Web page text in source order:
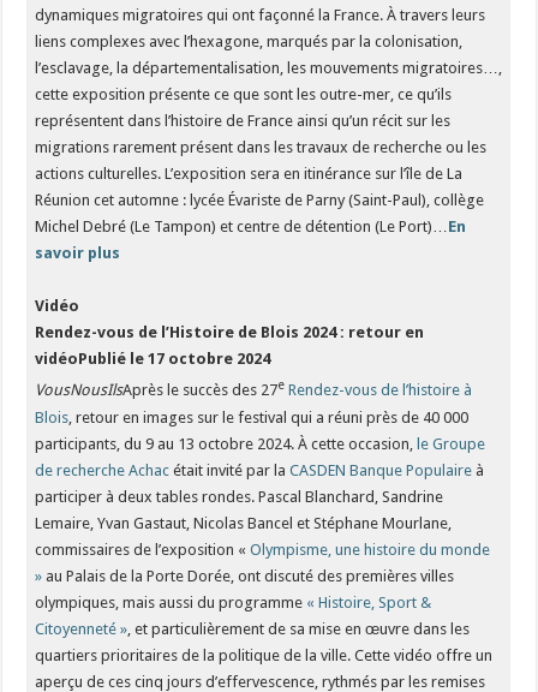
dynamiques migratoires qui ont façonné la France. À travers leurs
liens complexes avec l’hexagone, marqués par la colonisation,
l’esclavage, la départementalisation, les mouvements migratoires…,
cette exposition présente ce que sont les outre-mer, ce qu’ils
représentent dans l’histoire de France ainsi qu’un récit sur les
migrations rarement présent dans les travaux de recherche ou les
actions culturelles. L’exposition sera en itinérance sur l’île de La
Réunion cet automne : lycée Évariste de Parny (Saint-Paul), collège
Michel Debré (Le Tampon) et centre de détention (Le Port)…En
savoir plus
Vidéo
Rendez-vous de l’Histoire de Blois 2024 : retour en
vidéoPublié le 17 octobre 2024
VousNousIlsAprès le succès des 27eRendez-vous de l’histoire à
Blois , retour en images sur le festival qui a réuni près de 40 000
participants, du 9 au 13 octobre 2024. À cette occasion,le Groupe
de recherche Achac était invité par laCASDEN Banque Populaire à
participer à deux tables rondes. Pascal Blanchard, Sandrine
Lemaire, Yvan Gastaut, Nicolas Bancel et Stéphane Mourlane,
commissaires de l’exposition «Olympisme, une histoire du monde
» au Palais de la Porte Dorée, ont discuté des premières villes
olympiques, mais aussi du programme « Histoire, Sport &
Citoyenneté » , et particulièrement de sa mise en œuvre dans les
quartiers prioritaires de la politique de la ville. Cette vidéo offre un
aperçu de ces cinq jours d’effervescence, rythmés par les remises